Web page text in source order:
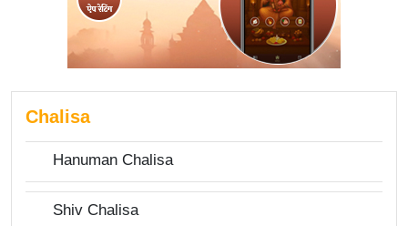
Chalisa
Hanuman Chalisa
Shiv Chalisa